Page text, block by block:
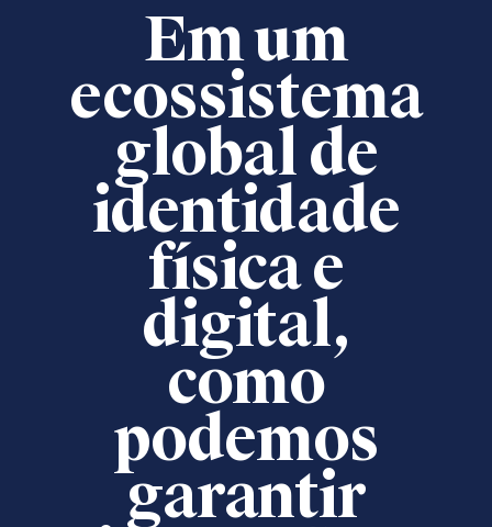
Em um
ecossistema
global de
identidade
física e
digital,
como
podemos
garantir